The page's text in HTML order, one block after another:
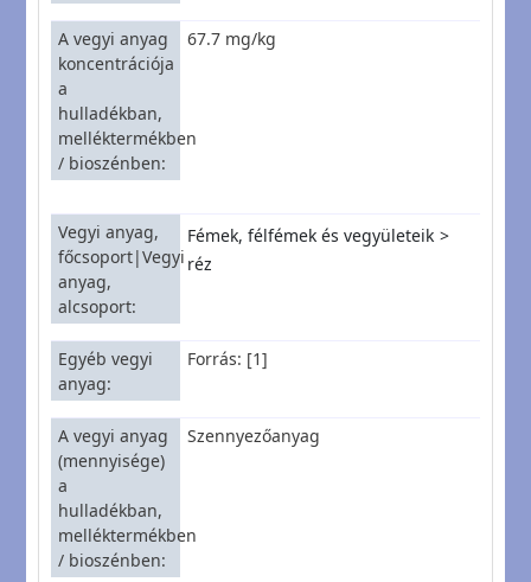
A vegyi anyag
koncentrációja
a
hulladékban,
melléktermékben
/ bioszénben
67.7 mg/kg
Vegyi anyag,
főcsoport|Vegyi
anyag,
alcsoport
Fémek, félfémek és vegyületeik
réz
Egyéb vegyi
anyag
Forrás: [1]
A vegyi anyag
(mennyisége)
a
hulladékban,
melléktermékben
/ bioszénben
Szennyezőanyag